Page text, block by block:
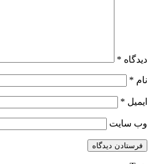
دیدگاه *
نام *
ایمیل *
وب‌ سایت